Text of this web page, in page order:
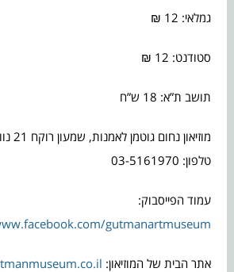
גמלאי: 12 ₪
סטודנט: 12 ₪
תושב ת”א: 18 ש”ח
טלפון: 03-5161970
עמוד הפייסבוק:
gutmanartmuseum
אתר הבית של המוזיאון: